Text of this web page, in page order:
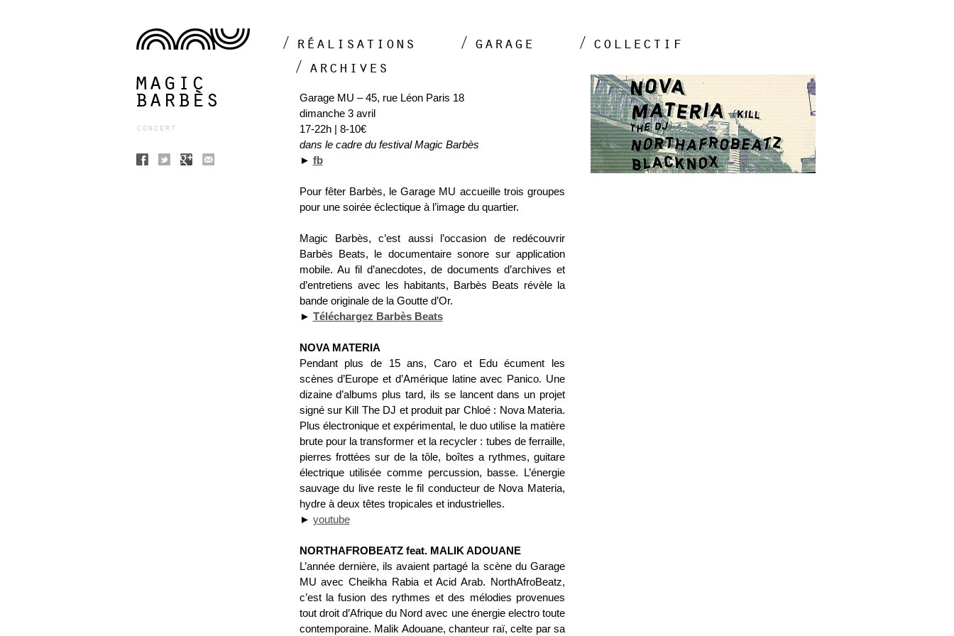
réalisations garage
collectif
archives
magic
barbès
concert
Garage MU – 45, rue Léon Paris 18
dimanche 3 avril
17-22h | 8-10€
dans le cadre du festival Magic Barbès
► fb
Pour fêter Barbès, le Garage MU accueille trois groupes
pour une soirée éclectique à l’image du quartier.
Magic Barbès, c’est aussi l’occasion de redécouvrir
Barbès Beats, le documentaire sonore sur application
mobile. Au fil d’anecdotes, de documents d’archives et
d’entretiens avec les habitants, Barbès Beats révèle la
bande originale de la Goutte d’Or.
► Téléchargez Barbès Beats
NOVA MATERIA
Pendant plus de 15 ans, Caro et Edu écument les
scènes d’Europe et d’Amérique latine avec Panico. Une
dizaine d’albums plus tard, ils se lancent dans un projet
signé sur Kill The DJ et produit par Chloé : Nova Materia.
Plus électronique et expérimental, le duo utilise la matière
brute pour la transformer et la recycler : tubes de ferraille,
pierres frottées sur de la tôle, boîtes a rythmes, guitare
électrique utilisée comme percussion, basse. L’énergie
sauvage du live reste le fil conducteur de Nova Materia,
hydre à deux têtes tropicales et industrielles.
► youtube
NORTHAFROBEATZ feat. MALIK ADOUANE
L’année dernière, ils avaient partagé la scène du Garage
MU avec Cheikha Rabia et Acid Arab. NorthAfroBeatz,
c’est la fusion des rythmes et des mélodies provenues
tout droit d’Afrique du Nord avec une énergie electro toute
contemporaine. Malik Adouane, chanteur raï, celte par sa